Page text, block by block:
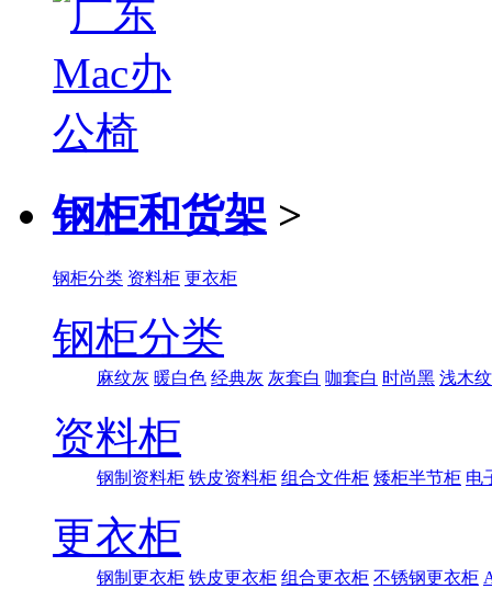
钢柜和货架 >
钢柜分类 资料柜 更衣柜
钢柜分类
麻纹灰 暖白色 经典灰 灰套白 咖套白 时尚黑 浅木纹
资料柜
钢制资料柜 铁皮资料柜 组合文件柜 矮柜半节柜 电
更衣柜
钢制更衣柜 铁皮更衣柜 组合更衣柜 不锈钢更衣柜